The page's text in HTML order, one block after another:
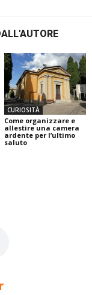
CURIOSITÀ
Come organizzare e
allestire una camera
ardente per l’ultimo
saluto